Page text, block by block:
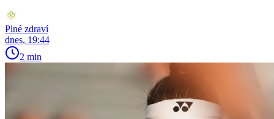
Plné zdraví
dnes, 19:44
2 min